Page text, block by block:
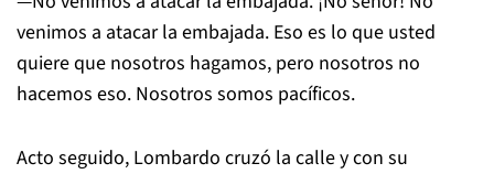
venimos a atacar la embajada. Eso es lo que usted
quiere que nosotros hagamos, pero nosotros no
hacemos eso. Nosotros somos pacíficos.
Acto seguido, Lombardo cruzó la calle y con su